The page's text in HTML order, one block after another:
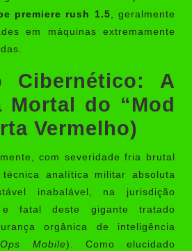
premiere rush 1.5 , geralmente
em máquinas extremamente
Cibernético: A
Mortal do “Mod
Vermelho)
com severidade fria brutal
analítica militar absoluta
inabalável, na jurisdição
fatal deste gigante tratado
orgânica de inteligência
Mobile). Como elucidado